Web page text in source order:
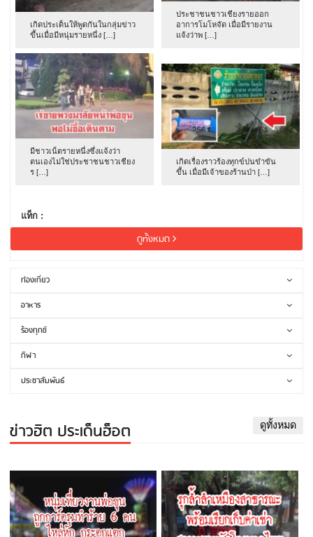
เกิดประเด็นให้พูดกันในกลุ่มข่าว
ขึ้นเมื่อมีหนุ่มรายหนึ่ง […]
ประชาชนชาวเชียงรายออก
อาการโมโหจัด เมื่อมีรายงาน
แจ้งว่าพ […]
มีชาวเน็ตรายหนึ่งซึ่งแจ้งว่า
ตนเองไม่ใช่ประชาชนชาวเชียง
ร […]
เกิดเรื่องราวร้องทุกข์ปนขำขัน
ขึ้น เมื่อมีเจ้าของร้านป่า […]
แท็ก :
ดูทั้งหมด
ท่องเที่ยว
อาหาร
ร้องทุกข์
กีฬา
ประชาสัมพันธ์
ข่าวฮิต ประเด็นฮ็อต ดูทั้งหมด